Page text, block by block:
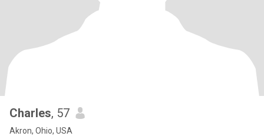
Charles, 57
Akron, Ohio, USA